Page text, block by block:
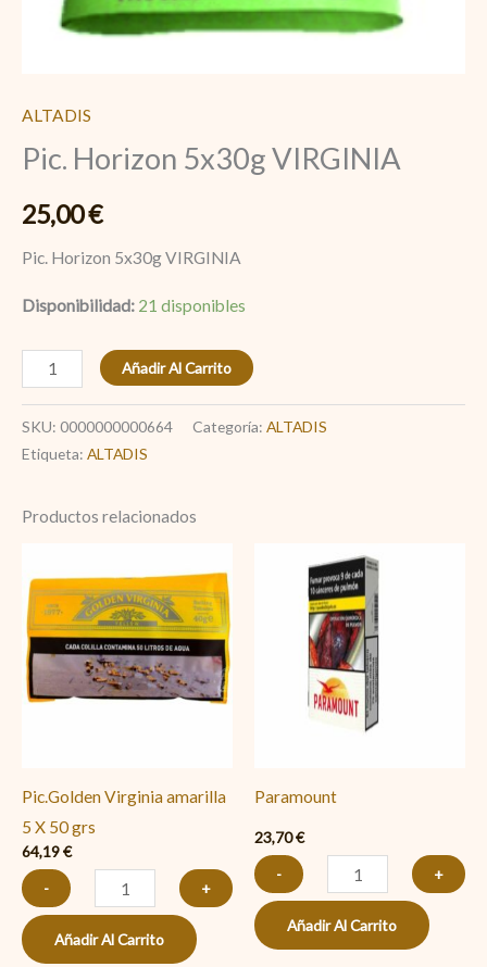
ALTADIS
Pic. Horizon 5x30g VIRGINIA
25,00€
Pic. Horizon 5x30g VIRGINIA
Disponibilidad: 21 disponibles
Añadir Al Carrito
SKU: 0000000000664 Categoría: ALTADIS
Etiqueta: ALTADIS
Productos relacionados
Pic.Golden Virginia amarilla
5 X 50 grs
64,19€
-
Virginia
amarilla
5
X
+
Añadir Al Carrito
Paramount
23,70€
-
Paramount
cantidad
+
Añadir Al Carrito